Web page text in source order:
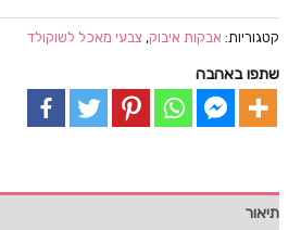
קטגוריות: אבקות איבוק, צבעי מאכל לשוקולד
שתפו באהבה
תיאור